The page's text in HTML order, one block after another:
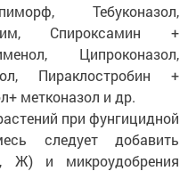
Тебуконазол,
Спироксамин +
Ципроконазол,
Пираклостробин +
метконазол и др.
при фунгицидной
следует добавить
Ж) и микроудобрения